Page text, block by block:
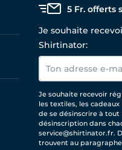
5 Fr. offerts
Je souhaite
Shirtinator:
Je souhaite recevoir
les textiles, les
de se désinscrire à
désinscription dans
service@shirtinator.fr.
trouvent au paragraphe